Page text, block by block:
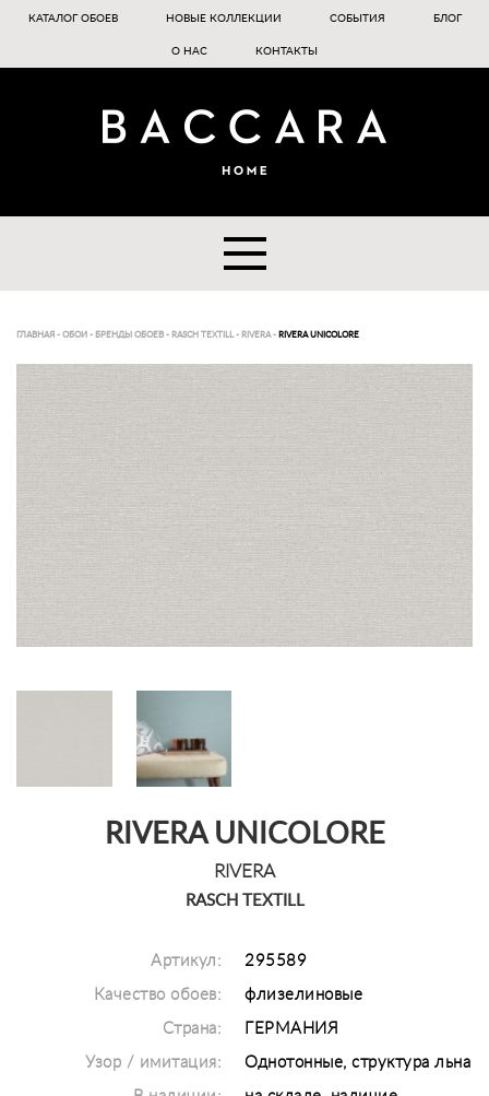
КАТАЛОГ ОБОЕВ НОВЫЕ КОЛЛЕКЦИИ СОБЫТИЯ БЛОГ
О НАС КОНТАКТЫ
ГЛАВНАЯ - ОБОИ - БРЕНДЫ ОБОЕВ - RASCH TEXTILL- RIVERA- RIVERA UNICOLORE
RIVERA UNICOLORE
RIVERA
RASCH TEXTILL
Артикул: 295589
Качество обоев: флизелиновые
Страна: ГЕРМАНИЯ
Узор / имитация: Однотонные, структура льна